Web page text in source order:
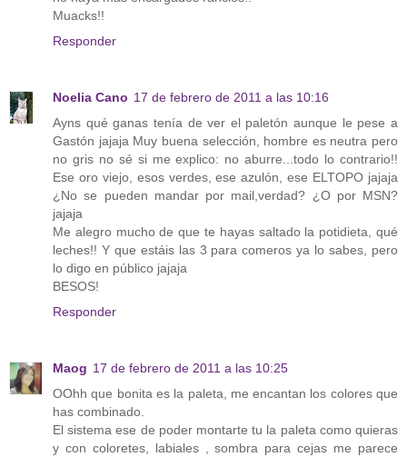
Muacks!!
Responder
Noelia Cano 17 de febrero de 2011 a las 10:16
Ayns qué ganas tenía de ver el paletón aunque le pese a
Gastón jajaja Muy buena selección, hombre es neutra pero
no gris no sé si me explico: no aburre...todo lo contrario!!
Ese oro viejo, esos verdes, ese azulón, ese ELTOPO jajaja
¿No se pueden mandar por mail,verdad? ¿O por MSN?
jajaja
Me alegro mucho de que te hayas saltado la potidieta, qué
leches!! Y que estáis las 3 para comeros ya lo sabes, pero
lo digo en público jajaja
BESOS!
Responder
Maog 17 de febrero de 2011 a las 10:25
OOhh que bonita es la paleta, me encantan los colores que
has combinado.
El sistema ese de poder montarte tu la paleta como quieras
y con coloretes, labiales , sombra para cejas me parece